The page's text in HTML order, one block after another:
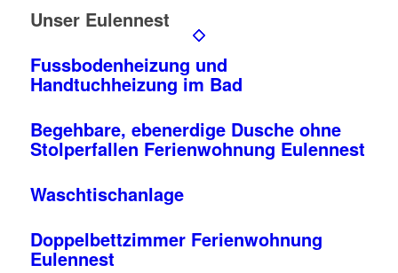
Unser Eulennest
Fussbodenheizung und
Handtuchheizung im Bad
Begehbare, ebenerdige Dusche ohne
Stolperfallen Ferienwohnung Eulennest
Waschtischanlage
Doppelbettzimmer Ferienwohnung
Eulennest